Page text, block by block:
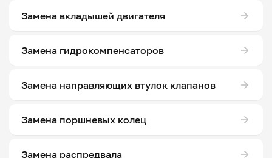
Замена вкладышей двигателя
Замена гидрокомпенсаторов
Замена направляющих втулок клапанов
Замена поршневых колец
Замена распредвала